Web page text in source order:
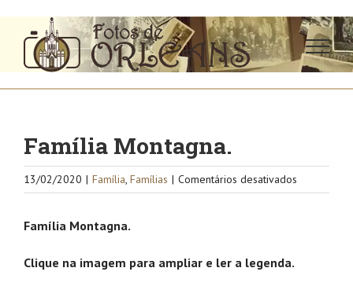
conteúdo
Família Montagna.
13/02/2020 | Família, Famílias | Comentários desativados
Família
Família Montagna.
Clique na imagem para ampliar e ler a legenda.